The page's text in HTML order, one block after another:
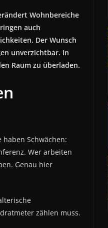
Wohnbereiche
auch
Der Wunsch
unverzichtbar. In
Raum zu überladen.
Schwächen:
Wer arbeiten
Genau hier
zählen muss.